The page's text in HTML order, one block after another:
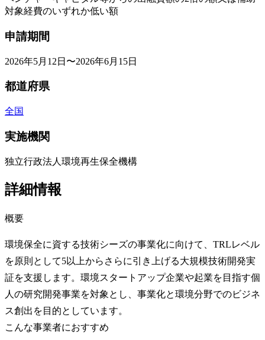
対象経費のいずれか低い額
申請期間
2026年5月12日〜2026年6月15日
都道府県
全国
実施機関
独立行政法人環境再生保全機構
詳細情報
概要
環境保全に資する技術シーズの事業化に向けて、TRLレベル
を原則として5以上からさらに引き上げる大規模技術開発実
証を支援します。環境スタートアップ企業や起業を目指す個
人の研究開発事業を対象とし、事業化と環境分野でのビジネ
ス創出を目的としています。
こんな事業者におすすめ